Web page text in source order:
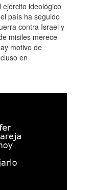
ideológico
país ha seguido
contra Israel y
misiles merece
motivo de
en